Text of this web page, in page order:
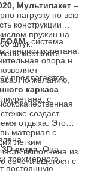
Мультипакет –
нагрузку по всю
конструкции
пружин на
штук.
жесткости
- система
пенополиуретана.
опора на
По желанию,
каркаса
предлагается
создаст
отдыха. Это
материал с
легким
выполнена из
сочетающегося с
сетка. Она
трехмерного
постоянную